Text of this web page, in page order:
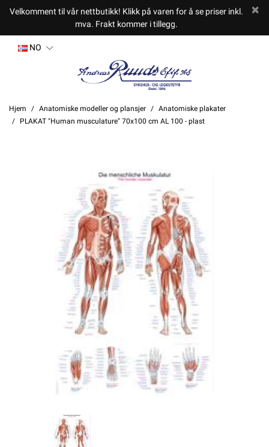
Velkomment til vår nettbutikk! Klikk på varen for å se priser inkl.
mva. Frakt kommer i tillegg.
NO
Hjem Anatomiske modeller og plansjer
Anatomiske plakater
PLAKAT "Human musculature" 70x100 cm AL 100 - plast